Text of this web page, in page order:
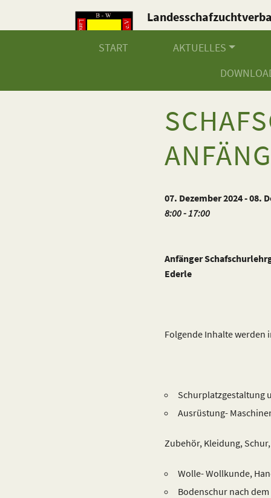
Baden-Württemberg
START
AKTUELLES
07. Dezember 2024 - 08.
8:00 - 17:00
Anfänger
Ederle
Folgende Inhalte werden
Schurplatzgestaltung
Ausrüstung-
Zubehör, Kleidung,
Wolle- Wollkunde,
Bodenschur nach